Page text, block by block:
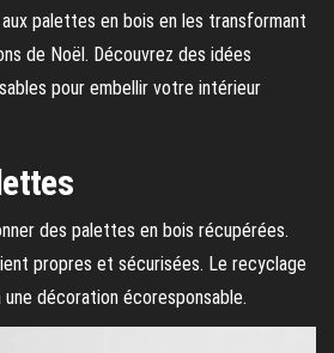
palettes en bois en les transformant
de Noël. Découvrez des idées
pour embellir votre intérieur
des palettes en bois récupérées.
propres et sécurisées. Le recyclage
décoration écoresponsable.